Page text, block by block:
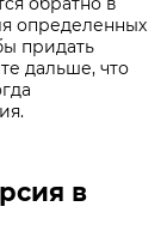
определенных
придать
дальше, что
в